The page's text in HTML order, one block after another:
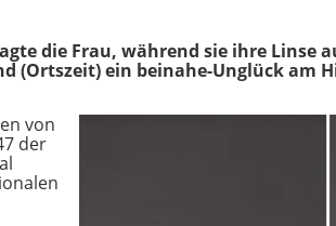
die Frau, während sie ihre Linse
(Ortszeit) ein beinahe-Unglück am
von
der